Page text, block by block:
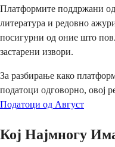
Платформите поддржани
литература и редовно
посигурни од оние што
застарени извори.
За разбирање како
податоци одговорно, овој
Податоци од Август
Кој Најмногу